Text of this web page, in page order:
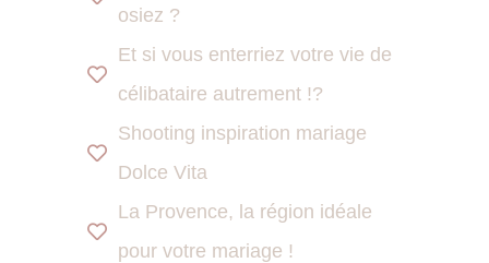
osiez ?
Et si vous enterriez votre vie de
célibataire autrement !?
Shooting inspiration mariage
Dolce Vita
La Provence, la région idéale
pour votre mariage !